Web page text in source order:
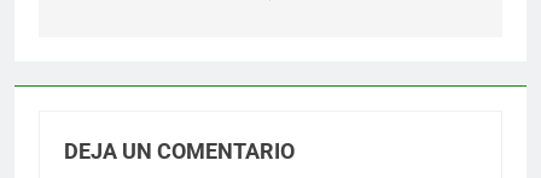
DEJA UN COMENTARIO